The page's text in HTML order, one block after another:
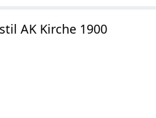
AK Kirche 1900